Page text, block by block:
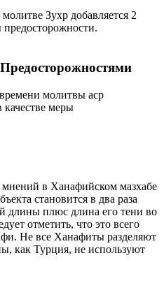
Зухр добавляется 2
молитвы аср
меры
мнений в Ханафийском мазхабе
становится в два раза
длины плюс длина его тени во
отметить, что это всего
Не все Ханафиты разделяют
как Турция, не используют